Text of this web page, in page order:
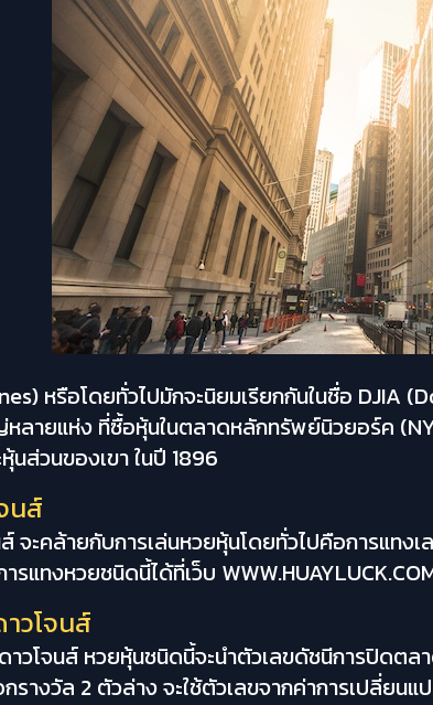
หรือโดยทั่วไปมักจะนิยมเรียกกันในชื่อ
ายแห่ง ที่ซื้อหุ้นในตลาดหลักทรัพย์นิวยอร์ค
ส่วนของเขา ในปี 1896
นส์
จะคล้ายกับการเล่นหวยหุ้นโดยทั่วไปคือการแท
รแทงหวยชนิดนี้ได้ที่เว็บ
วโจนส์
วโจนส์ หวยหุ้นชนิดนี้จะนำตัวเลขดัชนีการปิดตล
กรางวัล 2 ตัวล่าง จะใช้ตัวเลขจากค่าการเปลี่ย